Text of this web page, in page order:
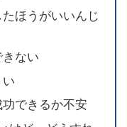
ほうがいいんじ
ない
できるか不安